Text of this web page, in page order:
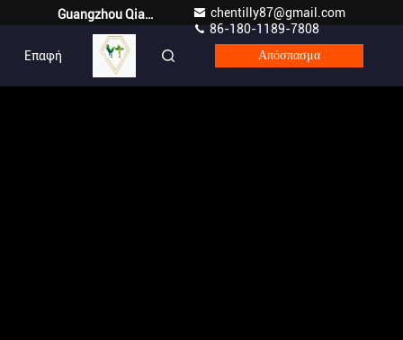
Guangzhou Qianyuan Construction Machinery Co,.LTD
chentilly87@gmail.com
86-180-1189-7808
Επαφή
Greek Απόσπασμα